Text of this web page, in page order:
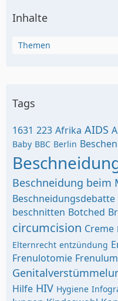
Inhalte
Themen
Tags
1631 223 Afrika AIDS
Baby BBC Berlin
Beschneidung beim
Beschneidungsdebatte
beschnitten Botched
circumcision Creme
Elternrecht entzündung
Frenulotomie Frenulum
Hilfe HIV Hygiene